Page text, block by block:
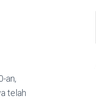
an,
telah